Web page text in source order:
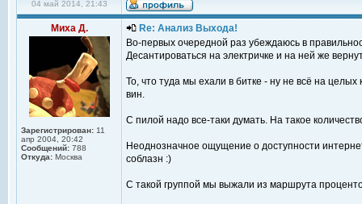
04 май 2014, 21:43
Миха Д.
Зарегистрирован: 11
апр 2004, 20:42
Сообщений: 788
Откуда: Москва
Re: Анализ Выхода!
Во-первых очередной раз убеждаюсь в
Десантироваться на электричке и на ней же
То, что туда мы ехали в битке - ну не всё на
вин.
С пилой надо все-таки думать. На такое
Неоднозначное ощущение о доступности
соблазн :)
С такой группой мы выжали из маршрута